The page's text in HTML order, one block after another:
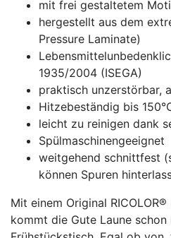
mit frei gestaltetem
hergestellt aus dem
Pressure Laminate)
1935/2004 (ISEGA)
praktisch unzerstörbar,
Hitzebeständig bis
leicht zu reinigen dank
Spülmaschinengeeignet
weitgehend schnittfest
können Spuren
Mit einem Original
kommt die Gute Laune